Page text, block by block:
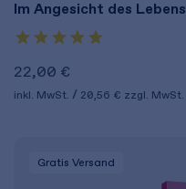
Im Angesicht des Lebens
22,00 €
inkl. MwSt. 20,56 € zzgl. MwSt.
Gratis Versand